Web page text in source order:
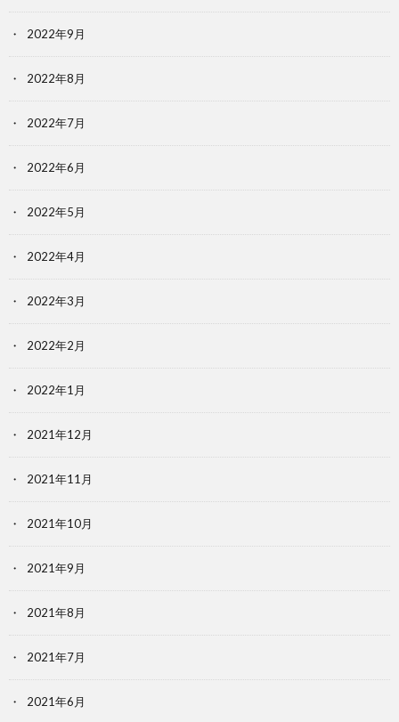
2022年9月
2022年8月
2022年7月
2022年6月
2022年5月
2022年4月
2022年3月
2022年2月
2022年1月
2021年12月
2021年11月
2021年10月
2021年9月
2021年8月
2021年7月
2021年6月